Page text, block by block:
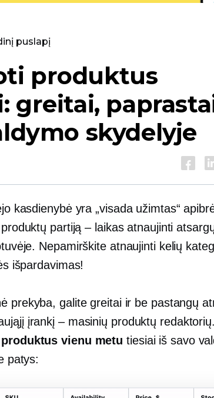
puslapį
produktus
greitai,
skydelyje
kasdienybė yra „visada užimtas“
partiją – laikas atnaujinti
Nepamirškite atnaujinti kelių
išpardavimas!
prekyba, galite greitai ir be pastangų
įrankį – masinių produktų redaktorių.
vienu metu tiesiai iš savo
patys: